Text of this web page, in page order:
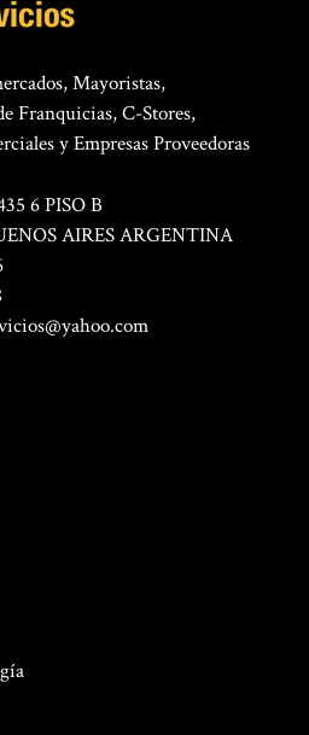
Mayoristas,
Franquicias, C-Stores,
y Empresas Proveedoras
6 PISO B
AIRES ARGENTINA